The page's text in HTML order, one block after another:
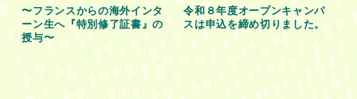
〜フランスからの海外インタ
ーン生へ『特別修了証書』の
授与〜
令和８年度オープンキャンパ
スは申込を締め切りました。